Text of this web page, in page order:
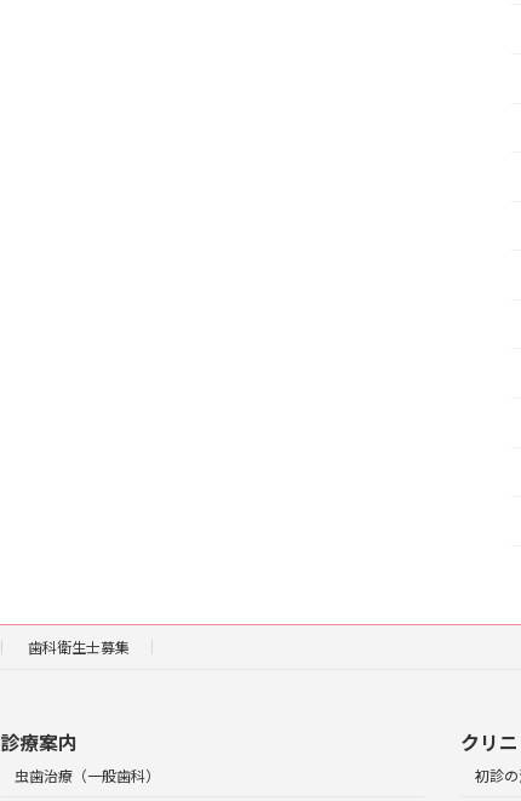
歯科衛生士募集
診療案内
虫歯治療（一般歯科）
クリ
初診